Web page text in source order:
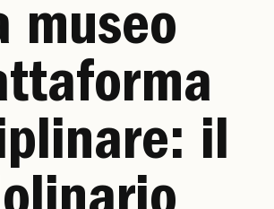
museo
il